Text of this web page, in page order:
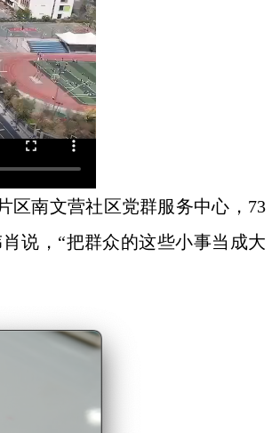
区南文营社区党群服务中心，73
说，“把群众的这些小事当成大